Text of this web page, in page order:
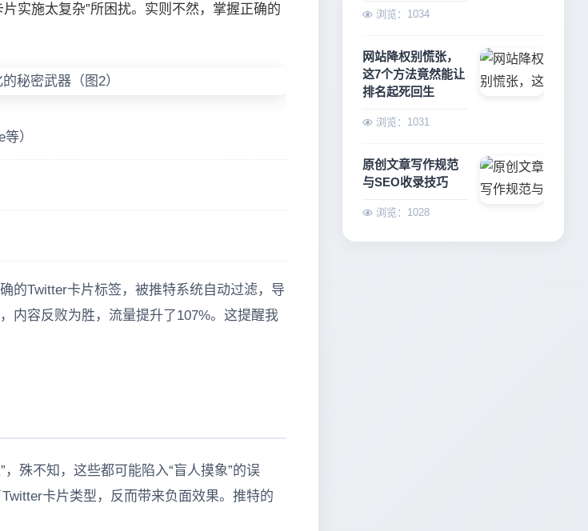
实施太复杂”所困扰。实则不然，掌握正确的
）
的Twitter卡片标签，被推特系统自动过滤，导
内容反败为胜，流量提升了107%。这提醒我
殊不知，这些都可能陷入“盲人摸象”的误
卡片类型，反而带来负面效果。推特的
浏览：1034
网站降权别慌张，
这7个方法竟然能让
排名起死回生
浏览：1031
原创文章写作规范
与SEO收录技巧
浏览：1028